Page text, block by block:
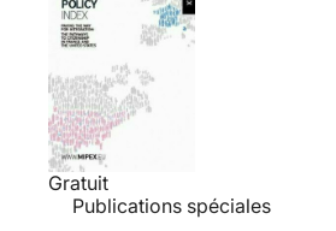
Gratuit
Publications spéciales